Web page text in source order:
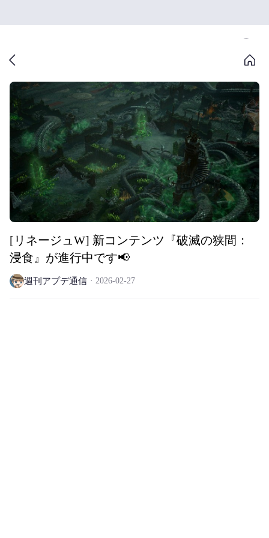
[リネージュW] 新コンテンツ『破滅の狭間：
浸食』が進行中です📢
週刊アプデ通信 2026-02-27